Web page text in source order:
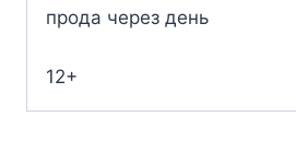
прода через день
12+